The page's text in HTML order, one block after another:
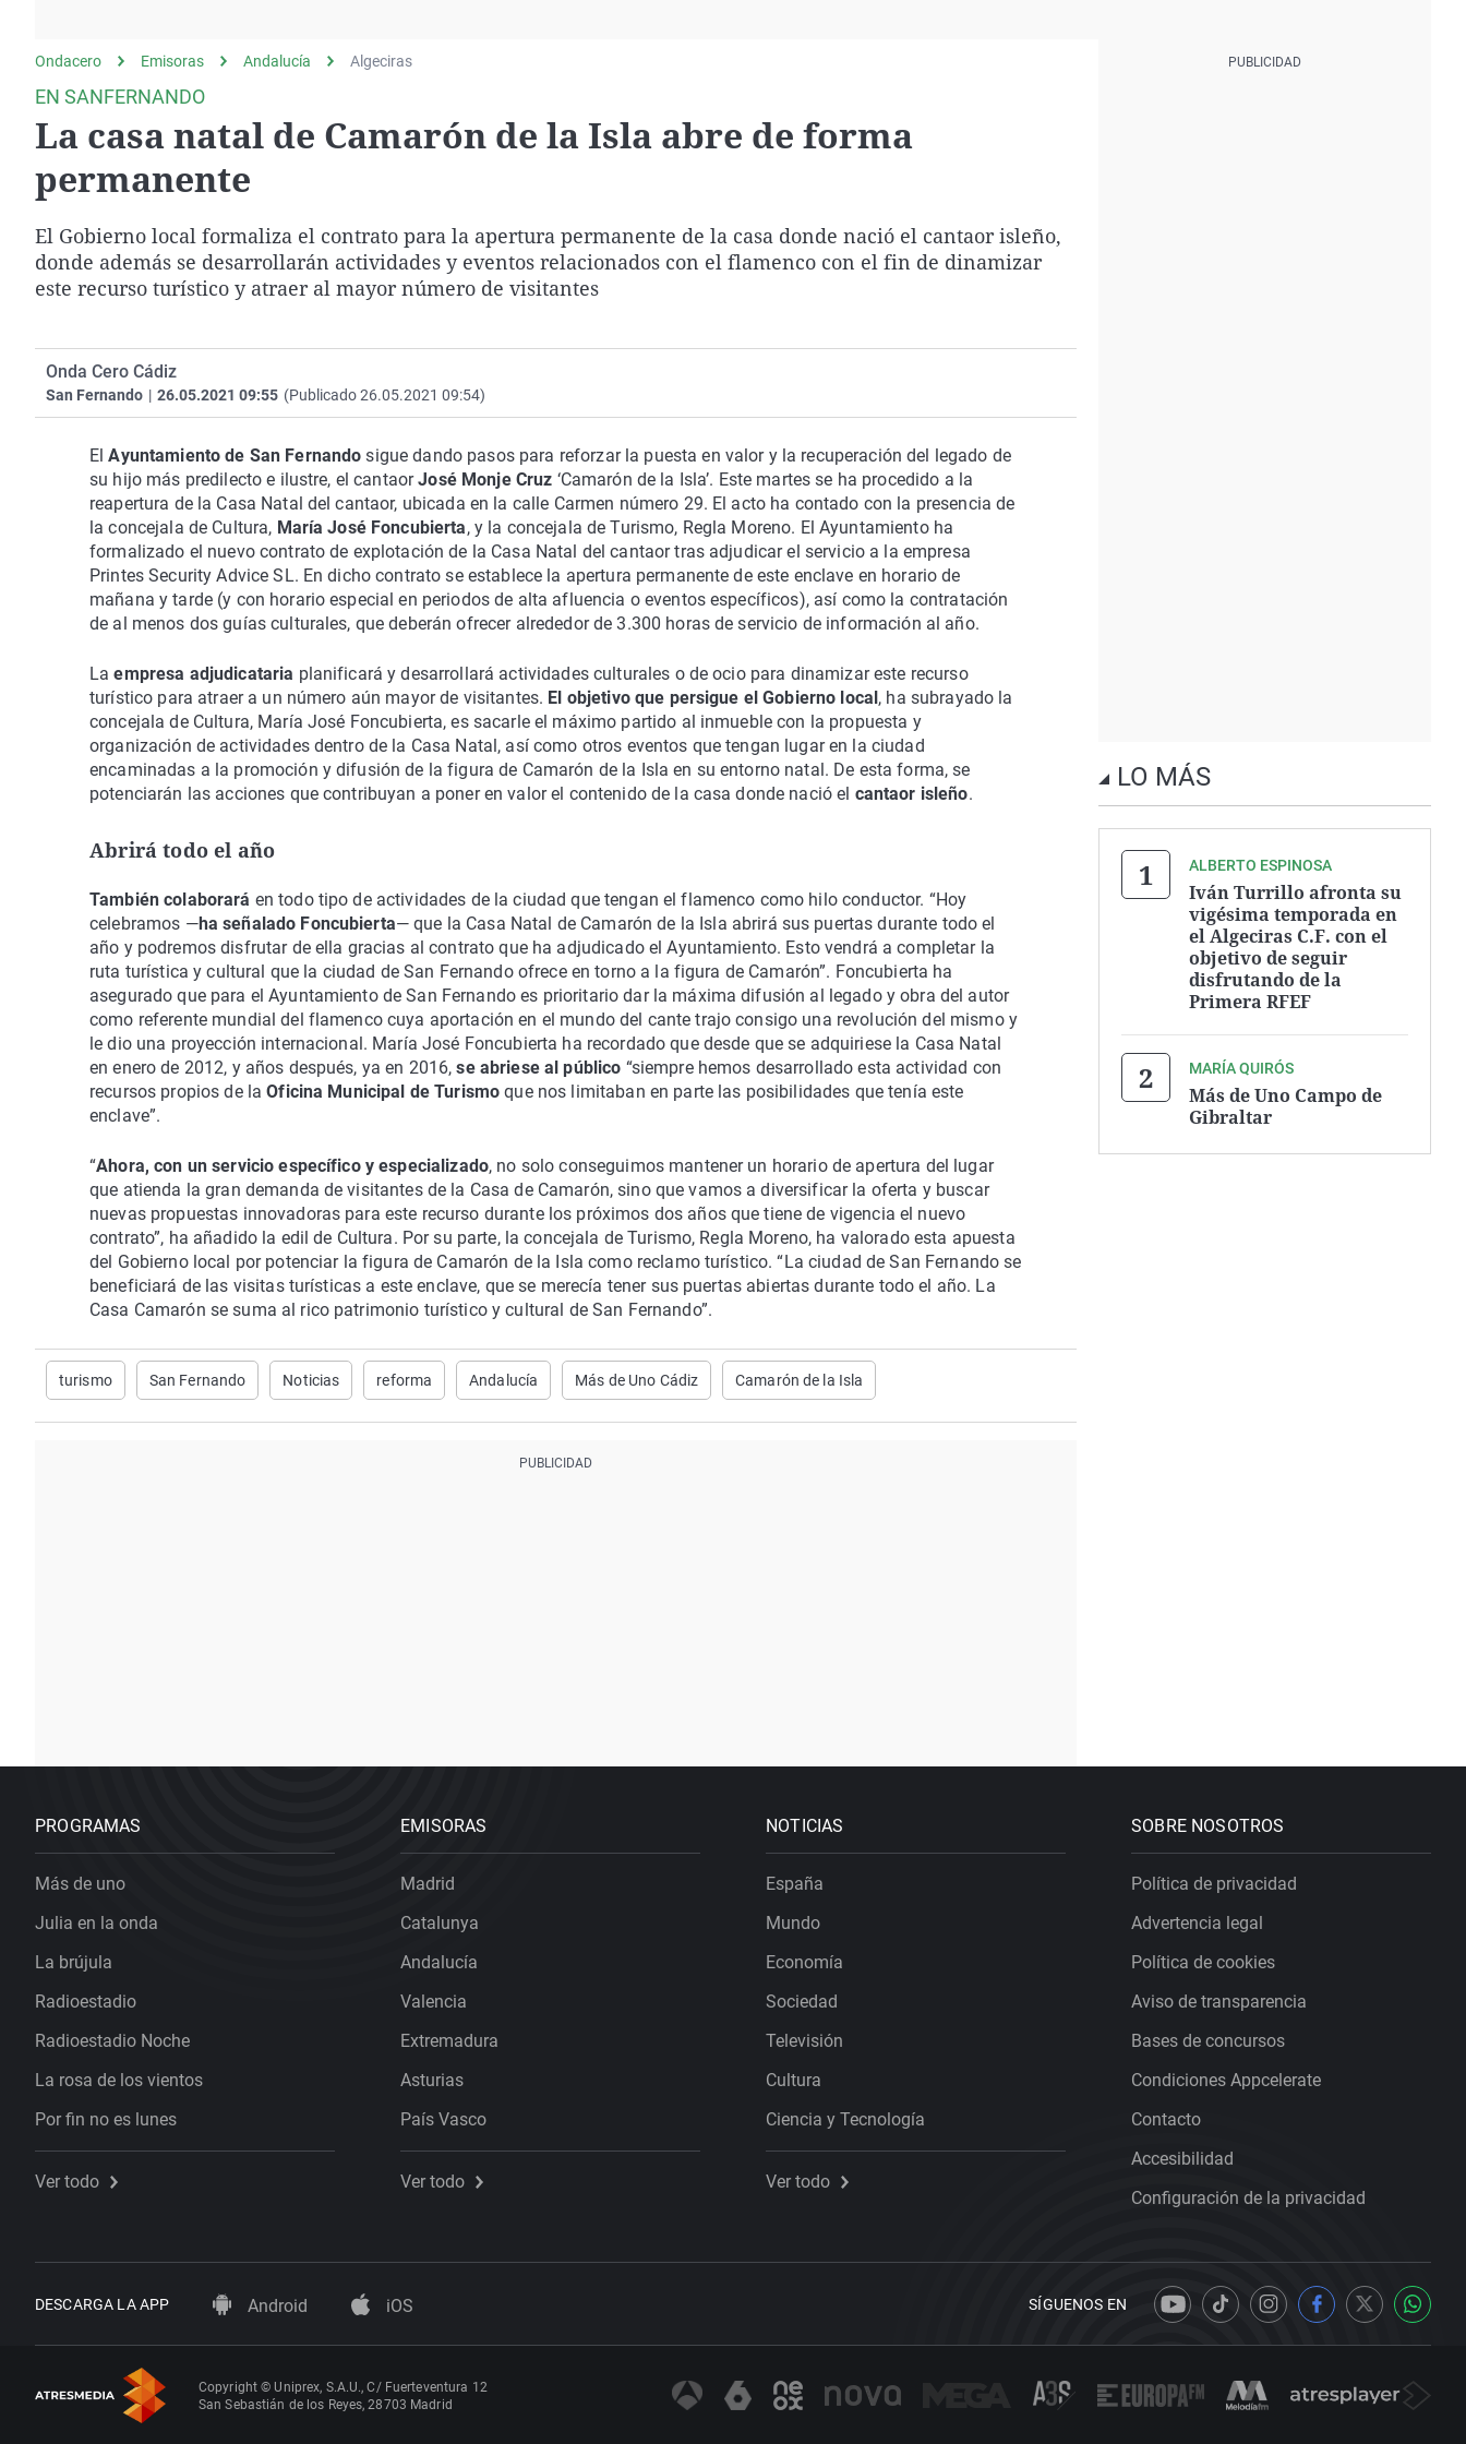
gato
Operación Viuda
Negra
Ondacero Emisoras Andalucía Algeciras
EN SANFERNANDO
La casa natal de Camarón de la Isla abre de forma
permanente
El Gobierno local formaliza el contrato para la apertura permanente de la casa donde nació el cantaor isleño,
donde además se desarrollarán actividades y eventos relacionados con el flamenco con el fin de dinamizar
este recurso turístico y atraer al mayor número de visitantes
Onda Cero Cádiz
San Fernando | 26.05.2021 09:55 (Publicado 26.05.2021 09:54)
ElAyuntamiento de San Fernando sigue dando pasos para reforzar la puesta en valor y la recuperación del legado de
su hijo más predilecto e ilustre, el cantaorJosé Monje Cruz ‘Camarón de la Isla’. Este martes se ha procedido a la
reapertura de la Casa Natal del cantaor, ubicada en la calle Carmen número 29. El acto ha contado con la presencia de
la concejala de Cultura, María José Foncubierta, y la concejala de Turismo, Regla Moreno. El Ayuntamiento ha
formalizado el nuevo contrato de explotación de la Casa Natal del cantaor tras adjudicar el servicio a la empresa
Printes Security Advice SL. En dicho contrato se establece la apertura permanente de este enclave en horario de
mañana y tarde (y con horario especial en periodos de alta afluencia o eventos específicos), así como la contratación
de al menos dos guías culturales, que deberán ofrecer alrededor de 3.300 horas de servicio de información al año.
Laempresa adjudicataria planificará y desarrollará actividades culturales o de ocio para dinamizar este recurso
turístico para atraer a un número aún mayor de visitantes. El objetivo que persigue el Gobierno local, ha subrayado la
concejala de Cultura, María José Foncubierta, es sacarle el máximo partido al inmueble con la propuesta y
organización de actividades dentro de la Casa Natal, así como otros eventos que tengan lugar en la ciudad
encaminadas a la promoción y difusión de la figura de Camarón de la Isla en su entorno natal. De esta forma, se
potenciarán las acciones que contribuyan a poner en valor el contenido de la casa donde nació el cantaor isleño.
Abrirá todo el año
También colaborará en todo tipo de actividades de la ciudad que tengan el flamenco como hilo conductor. “Hoy
celebramos —ha señalado Foncubierta— que la Casa Natal de Camarón de la Isla abrirá sus puertas durante todo el
año y podremos disfrutar de ella gracias al contrato que ha adjudicado el Ayuntamiento. Esto vendrá a completar la
ruta turística y cultural que la ciudad de San Fernando ofrece en torno a la figura de Camarón”. Foncubierta ha
asegurado que para el Ayuntamiento de San Fernando es prioritario dar la máxima difusión al legado y obra del autor
como referente mundial del flamenco cuya aportación en el mundo del cante trajo consigo una revolución del mismo y
le dio una proyección internacional. María José Foncubierta ha recordado que desde que se adquiriese la Casa Natal
en enero de 2012, y años después, ya en 2016,se abriese al público “siempre hemos desarrollado esta actividad con
recursos propios de laOficina Municipal de Turismo que nos limitaban en parte las posibilidades que tenía este
enclave”.
“Ahora, con un servicio específico y especializado, no solo conseguimos mantener un horario de apertura del lugar
que atienda la gran demanda de visitantes de la Casa de Camarón, sino que vamos a diversificar la oferta y buscar
nuevas propuestas innovadoras para este recurso durante los próximos dos años que tiene de vigencia el nuevo
contrato”, ha añadido la edil de Cultura. Por su parte, la concejala de Turismo, Regla Moreno, ha valorado esta apuesta
del Gobierno local por potenciar la figura de Camarón de la Isla como reclamo turístico. “La ciudad de San Fernando se
beneficiará de las visitas turísticas a este enclave, que se merecía tener sus puertas abiertas durante todo el año. La
Casa Camarón se suma al rico patrimonio turístico y cultural de San Fernando”.
turismo San Fernando Noticias reforma Andalucía Más de Uno Cádiz Camarón de la Isla
LO MÁS
ALBERTO ESPINOSA
Iván Turrillo afronta su
vigésima temporada en
el Algeciras C.F. con el
objetivo de seguir
disfrutando de la
Primera RFEF
MARÍA QUIRÓS
Más de Uno Campo de
Gibraltar
PROGRAMAS
Más de uno
Julia en la onda
La brújula
Radioestadio
Radioestadio Noche
La rosa de los vientos
Por fin no es lunes
Ver todo
EMISORAS
Madrid
Catalunya
Andalucía
Valencia
Extremadura
Asturias
País Vasco
Ver todo
NOTICIAS
España
Mundo
Economía
Sociedad
Televisión
Cultura
Ciencia y Tecnología
Ver todo
SOBRE NOSOTROS
Política de privacidad
Advertencia legal
Política de cookies
Aviso de transparencia
Bases de concursos
Condiciones Appcelerate
Contacto
Accesibilidad
Configuración de la privacidad
DESCARGA LA APP Android iOS SÍGUENOS EN
Copyright © Uniprex, S.A.U., C/ Fuerteventura 12
San Sebastián de los Reyes, 28703 Madrid